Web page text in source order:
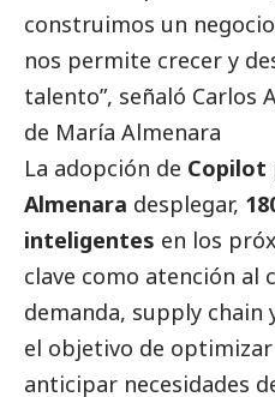
construimos un
nos permite crecer y
talento”, señaló Carlos
de María Almenara
La adopción de Copilot
Almenara desplegar,
inteligentes en los
clave como atención al
demanda, supply chain
el objetivo de
anticipar necesidades